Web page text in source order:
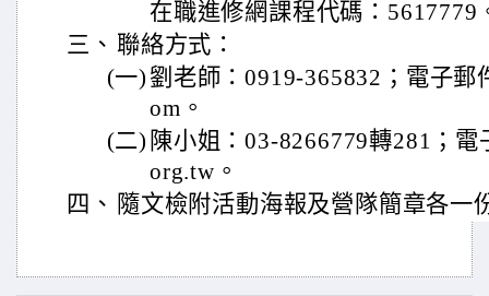
在職進修網課程代碼：5617779
三、 聯絡方式：
(一) 劉老師：0919-365832；電子郵
om。
(二) 陳小姐：03-8266779轉281；
org.tw。
四、 隨文檢附活動海報及營隊簡章各一